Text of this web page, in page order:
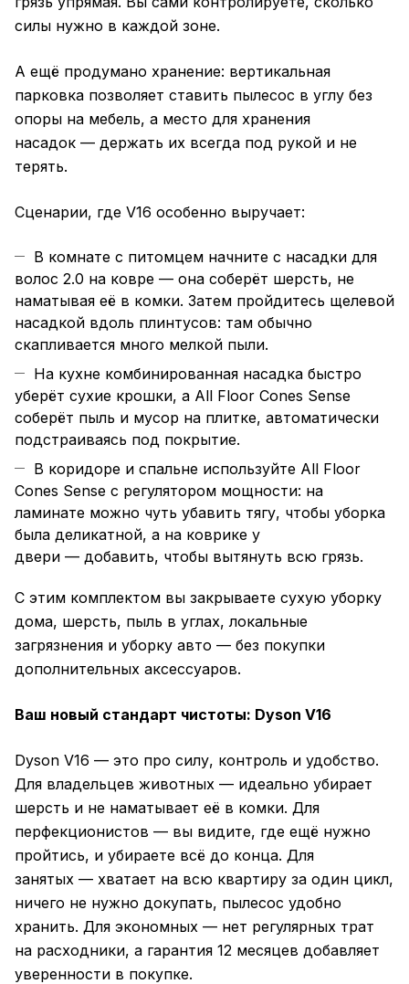
силы нужно в каждой зоне.
А ещё продумано хранение: вертикальная
парковка позволяет ставить пылесос в углу без
опоры на мебель, а место для хранения
насадок — держать их всегда под рукой и не
терять.
Сценарии, где V16 особенно выручает:
В комнате с питомцем начните с насадки для
волос 2.0 на ковре — она соберёт шерсть, не
наматывая её в комки. Затем пройдитесь щелевой
насадкой вдоль плинтусов: там обычно
скапливается много мелкой пыли.
На кухне комбинированная насадка быстро
уберёт сухие крошки, а All Floor Cones Sense
соберёт пыль и мусор на плитке, автоматически
подстраиваясь под покрытие.
В коридоре и спальне используйте All Floor
Cones Sense с регулятором мощности: на
ламинате можно чуть убавить тягу, чтобы уборка
была деликатной, а на коврике у
двери — добавить, чтобы вытянуть всю грязь.
С этим комплектом вы закрываете сухую уборку
дома, шерсть, пыль в углах, локальные
загрязнения и уборку авто — без покупки
дополнительных аксессуаров.
Ваш новый стандарт чистоты: Dyson V16
Dyson V16 — это про силу, контроль и удобство.
Для владельцев животных — идеально убирает
шерсть и не наматывает её в комки. Для
перфекционистов — вы видите, где ещё нужно
пройтись, и убираете всё до конца. Для
занятых — хватает на всю квартиру за один цикл,
ничего не нужно докупать, пылесос удобно
хранить. Для экономных — нет регулярных трат
на расходники, а гарантия 12 месяцев добавляет
уверенности в покупке.